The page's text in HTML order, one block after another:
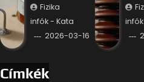
Fizika
infók - Kata
2026-03-16
Címkék